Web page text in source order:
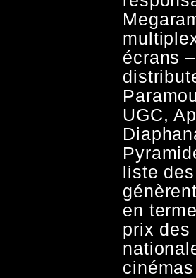
écrans
UGC,
liste
en
prix des